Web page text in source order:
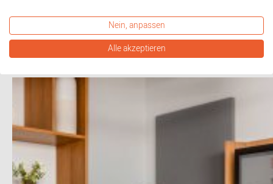
Nein, anpassen
Alle akzeptieren